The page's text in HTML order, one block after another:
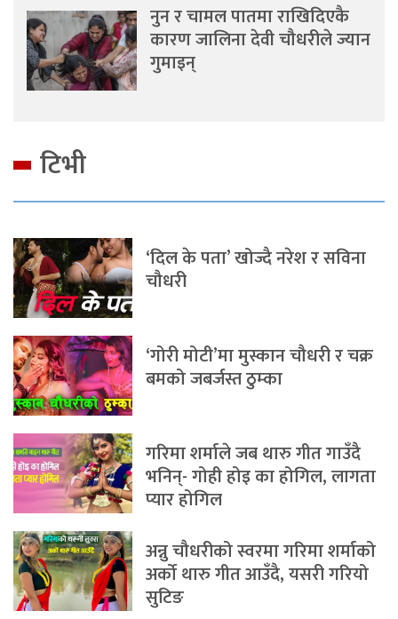
नुन र चामल पातमा राखिदिएकै
कारण जालिना देवी चौधरीले ज्यान
गुमाइन्
टिभी
‘दिल के पता’ खोज्दै नरेश र सविना
चौधरी
‘गोरी मोटी’मा मुस्कान चौधरी र चक्र
बमको जबर्जस्त ठुम्का
गरिमा शर्माले जब थारु गीत गाउँदै
भनिन्- गोही होइ का होगिल, लागता
प्यार होगिल
अन्नु चौधरीको स्वरमा गरिमा शर्माको
अर्को थारु गीत आउँदै, यसरी गरियो
सुटिङ